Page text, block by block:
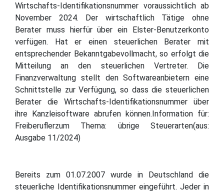
Wirtschafts-Identifikationsnummer voraussichtlich ab
November 2024. Der wirtschaftlich Tätige ohne
Berater muss hierfür über ein Elster-Benutzerkonto
verfügen. Hat er einen steuerlichen Berater mit
entsprechender Bekanntgabevollmacht, so erfolgt die
Mitteilung an den steuerlichen Vertreter. Die
Finanzverwaltung stellt den Softwareanbietern eine
Schnittstelle zur Verfügung, so dass die steuerlichen
Berater die Wirtschafts-Identifikationsnummer über
ihre Kanzleisoftware abrufen können.Information für:
Freiberuflerzum Thema: übrige Steuerarten(aus:
Ausgabe 11/2024)
Bereits zum 01.07.2007 wurde in Deutschland die
steuerliche Identifikationsnummer eingeführt. Jeder in